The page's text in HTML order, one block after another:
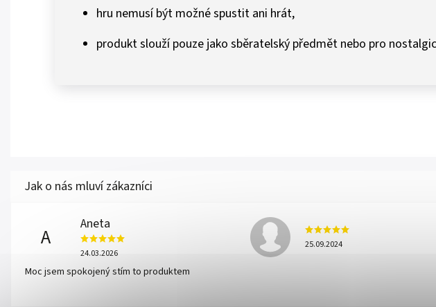
hru nemusí být možné spustit ani hrát,
produkt slouží pouze jako sběratelský předmět nebo pro
A
Aneta
24.03.2026
Moc jsem spokojený stím to produktem
25.09.2024